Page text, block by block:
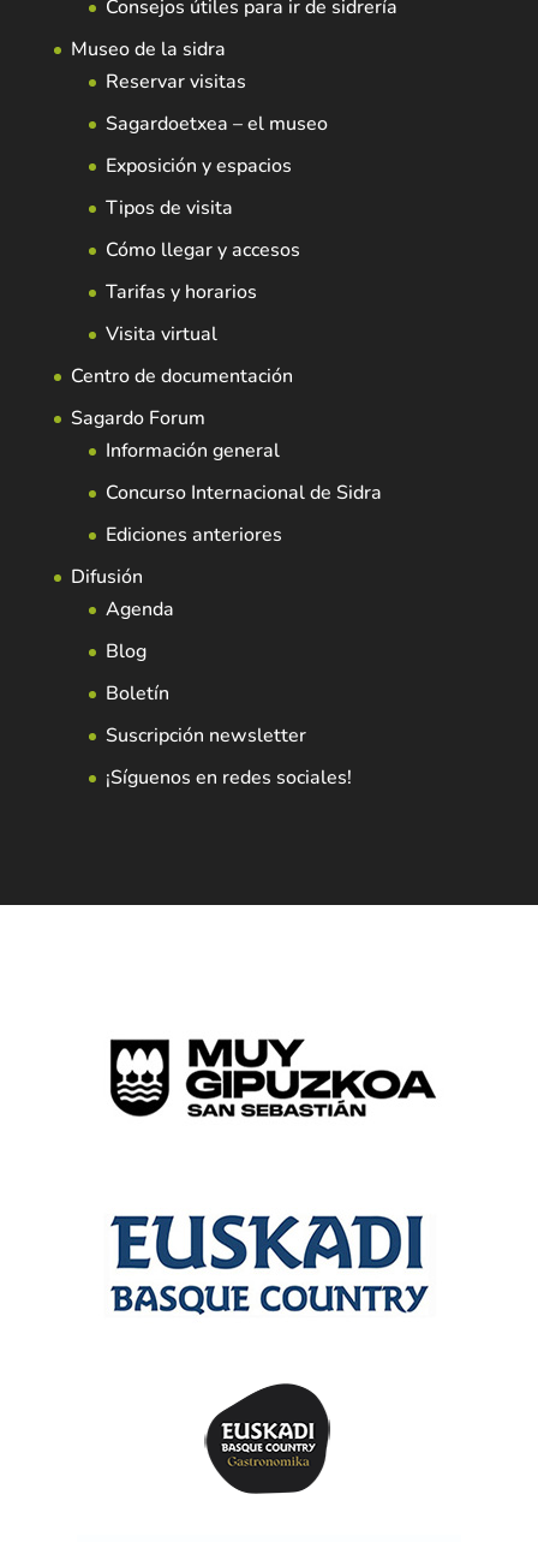
Consejos útiles para ir de sidrería
Museo de la sidra
Reservar visitas
Sagardoetxea – el museo
Exposición y espacios
Tipos de visita
Cómo llegar y accesos
Tarifas y horarios
Visita virtual
Centro de documentación
Sagardo Forum
Información general
Concurso Internacional de Sidra
Ediciones anteriores
Difusión
Agenda
Blog
Boletín
Suscripción newsletter
¡Síguenos en redes sociales!